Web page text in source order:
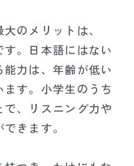
のメリットは、
す。日本語にはない
力は、年齢が低い
す。小学生のうち
、リスニング力や
きます。